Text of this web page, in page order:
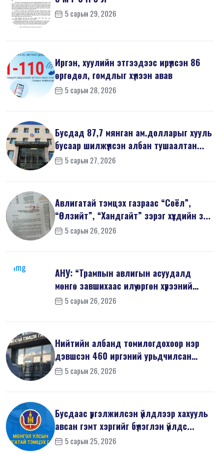
5 сарын 29, 2026
Иргэн, хуулийн этгээдээс ирүүлсэн 86
өргөдөл, гомдлыг хүлээн авав
5 сарын 28, 2026
Бусдад 87,7 мянган ам.долларыг хууль
бусаар шилжүүлсэн албан тушаалтан...
5 сарын 27, 2026
Авлигатай тэмцэх газраас “Соёл”,
“Өлзийт”, “Хандгайт” зэрэг хүүхдийн з...
5 сарын 26, 2026
АНУ: “Трампын авлигын асуудалд
мөнгө завшихаас илүү өргөн хүрээний
шин...
5 сарын 26, 2026
Нийтийн албанд томилогдохоор нэр
дэвшсэн 460 иргэний урьдчилсан
мэдүүл...
5 сарын 26, 2026
Бусдаас үргэлжилсэн үйлдлээр хахууль
авсан гэмт хэргийг бүлэглэн үйлдс...
5 сарын 25, 2026